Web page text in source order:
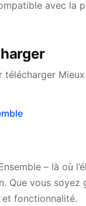
avec la
télécharger
– là où
Que vous
et fonctionnalité.